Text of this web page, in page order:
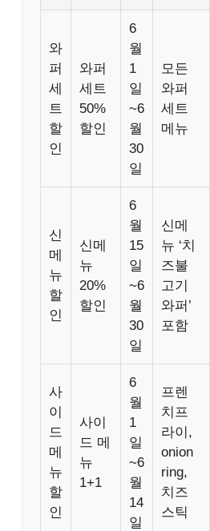
와
퍼
세
트
할
인
와퍼
세트
50%
할인
6
월
1
일
~6
월
30
일
모든
와퍼
세트
메뉴
신
메
뉴
할
인
신메
뉴
20%
할인
6
월
15
일
~6
월
30
일
신메
뉴 ‘치
즈불
고기
와퍼’
포함
사
이
드
메
뉴
할
인
사이
드 메
뉴
1+1
6
월
1
일
~6
월
14
일
프렌
치프
라이,
onion
ring,
치즈
스틱